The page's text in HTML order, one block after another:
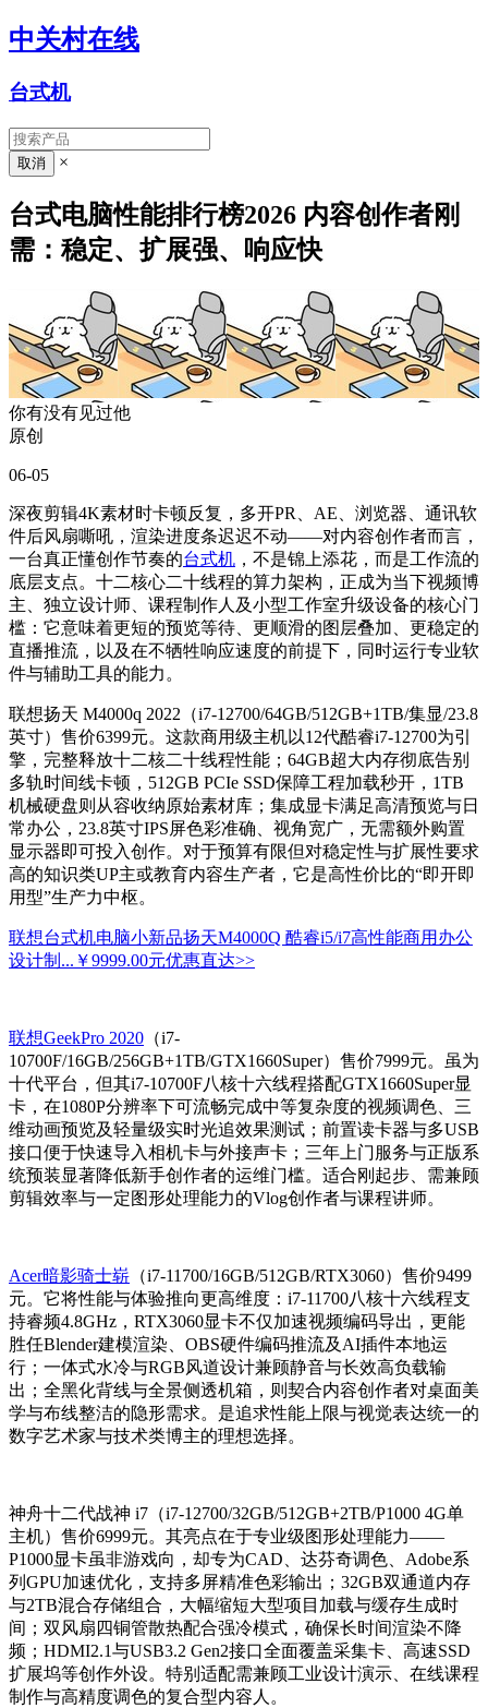
中关村在线
台式机
×
台式电脑性能排行榜2026 内容创作者刚
需：稳定、扩展强、响应快
你有没有见过他
原创
06-05
深夜剪辑4K素材时卡顿反复，多开PR、AE、浏览器、通讯软
件后风扇嘶吼，渲染进度条迟迟不动——对内容创作者而言，
一台真正懂创作节奏的台式机 ，不是锦上添花，而是工作流的
底层支点。十二核心二十线程的算力架构，正成为当下视频博
主、独立设计师、课程制作人及小型工作室升级设备的核心门
槛：它意味着更短的预览等待、更顺滑的图层叠加、更稳定的
直播推流，以及在不牺牲响应速度的前提下，同时运行专业软
件与辅助工具的能力。
联想扬天 M4000q 2022（i7-12700/64GB/512GB+1TB/集显/23.8
英寸）售价6399元。这款商用级主机以12代酷睿i7-12700为引
擎，完整释放十二核二十线程性能；64GB超大内存彻底告别
多轨时间线卡顿，512GB PCIe SSD保障工程加载秒开，1TB
机械硬盘则从容收纳原始素材库；集成显卡满足高清预览与日
常办公，23.8英寸IPS屏色彩准确、视角宽广，无需额外购置
显示器即可投入创作。对于预算有限但对稳定性与扩展性要求
高的知识类UP主或教育内容生产者，它是高性价比的“即开即
用型”生产力中枢。
联想台式机电脑小新品扬天M4000Q 酷睿i5/i7高性能商用办公
设计制... ￥9999.00元优惠直达>>
联想GeekPro 2020 （i7-
10700F/16GB/256GB+1TB/GTX1660Super）售价7999元。虽为
十代平台，但其i7-10700F八核十六线程搭配GTX1660Super显
卡，在1080P分辨率下可流畅完成中等复杂度的视频调色、三
维动画预览及轻量级实时光追效果测试；前置读卡器与多USB
接口便于快速导入相机卡与外接声卡；三年上门服务与正版系
统预装显著降低新手创作者的运维门槛。适合刚起步、需兼顾
剪辑效率与一定图形处理能力的Vlog创作者与课程讲师。
Acer暗影骑士崭 （i7-11700/16GB/512GB/RTX3060）售价9499
元。它将性能与体验推向更高维度：i7-11700八核十六线程支
持睿频4.8GHz，RTX3060显卡不仅加速视频编码导出，更能
胜任Blender建模渲染、OBS硬件编码推流及AI插件本地运
行；一体式水冷与RGB风道设计兼顾静音与长效高负载输
出；全黑化背线与全景侧透机箱，则契合内容创作者对桌面美
学与布线整洁的隐形需求。是追求性能上限与视觉表达统一的
数字艺术家与技术类博主的理想选择。
神舟十二代战神 i7（i7-12700/32GB/512GB+2TB/P1000 4G单
主机）售价6999元。其亮点在于专业级图形处理能力——
P1000显卡虽非游戏向，却专为CAD、达芬奇调色、Adobe系
列GPU加速优化，支持多屏精准色彩输出；32GB双通道内存
与2TB混合存储组合，大幅缩短大型项目加载与缓存生成时
间；双风扇四铜管散热配合强冷模式，确保长时间渲染不降
频；HDMI2.1与USB3.2 Gen2接口全面覆盖采集卡、高速SSD
扩展坞等创作外设。特别适配需兼顾工业设计演示、在线课程
制作与高精度调色的复合型内容人。